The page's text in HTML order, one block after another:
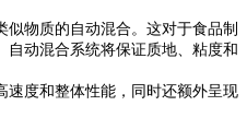
似物质的自动混合。这对于食品制
自动混合系统将保证质地、粘度和
速度和整体性能，同时还额外呈现